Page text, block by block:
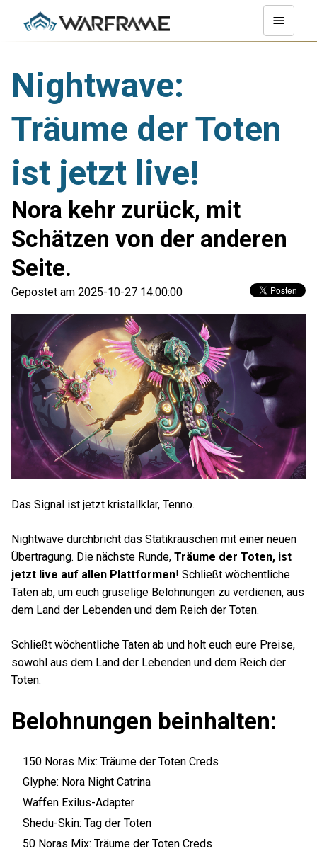
Nightwave:
Träume der Toten
ist jetzt live!
Nora kehr zurück, mit
Schätzen von der anderen
Seite.
Gepostet am 2025-10-27 14:00:00
Das Signal ist jetzt kristallklar, Tenno.
Nightwave durchbricht das Statikrauschen mit einer neuen
Übertragung. Die nächste Runde, Träume der Toten, ist
jetzt live auf allen Plattformen! Schließt wöchentliche
Taten ab, um euch gruselige Belohnungen zu verdienen, aus
dem Land der Lebenden und dem Reich der Toten.
Schließt wöchentliche Taten ab und holt euch eure Preise,
sowohl aus dem Land der Lebenden und dem Reich der
Toten.
Belohnungen beinhalten:
150 Noras Mix: Träume der Toten Creds
Glyphe: Nora Night Catrina
Waffen Exilus-Adapter
Shedu-Skin: Tag der Toten
50 Noras Mix: Träume der Toten Creds